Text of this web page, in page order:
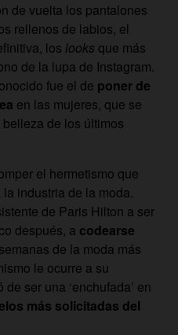
de vuelta los pantalones
rellenos de labios, el
los looks que más
de la lupa de Instagram.
fue el de poner de
en las mujeres, que se
de los últimos
el hermetismo que
industria de la moda.
de Paris Hilton a ser
después, a codearse
de la moda más
le ocurre a su
ser una ‘enchufada’ en
más solicitadas del